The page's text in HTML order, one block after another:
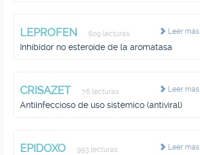
Leer más
LEPROFEN 609 lecturas
Inhibidor no esteroide de la aromatasa
Leer más
CRISAZET 76 lecturas
Antiinfeccioso de uso sistémico (antiviral)
Leer más
EPIDOXO 993 lecturas